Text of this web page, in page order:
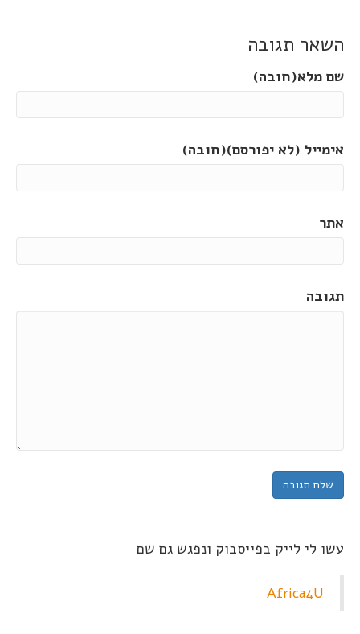
השאר תגובה
שם מלא(חובה)
אימייל (לא יפורסם)(חובה)
אתר
תגובה
עשו לי לייק בפייסבוק ונפגש גם שם
Africa4U